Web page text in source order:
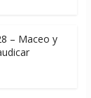
– Maceo y